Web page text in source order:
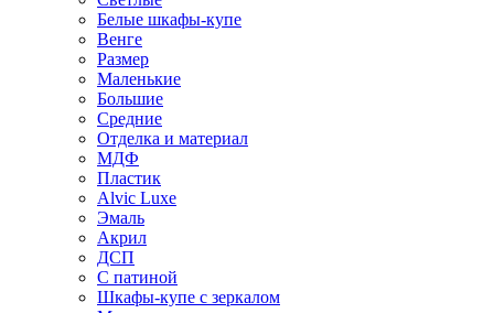
Белые шкафы-купе
Венге
Размер
Маленькие
Большие
Средние
Отделка и материал
МДФ
Пластик
Alvic Luxe
Эмаль
Акрил
ДСП
С патиной
Шкафы-купе с зеркалом